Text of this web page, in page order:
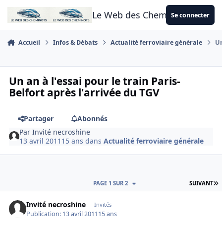
Aller au contenu
Le Web des CheminotsSe connecter
Accueil Infos & Débats Actualité ferroviaire générale
Un an à l'essai pour le train Paris-
Belfort après l'arrivée du TGV
Partager
Abonnés
ParInvité necroshine
13 avril 2011 15 ans dansActualité ferroviaire générale
SUIVANT
PAGE 1 SUR 2
Invité necroshine Invités
Publication: 13 avril 201115 ans